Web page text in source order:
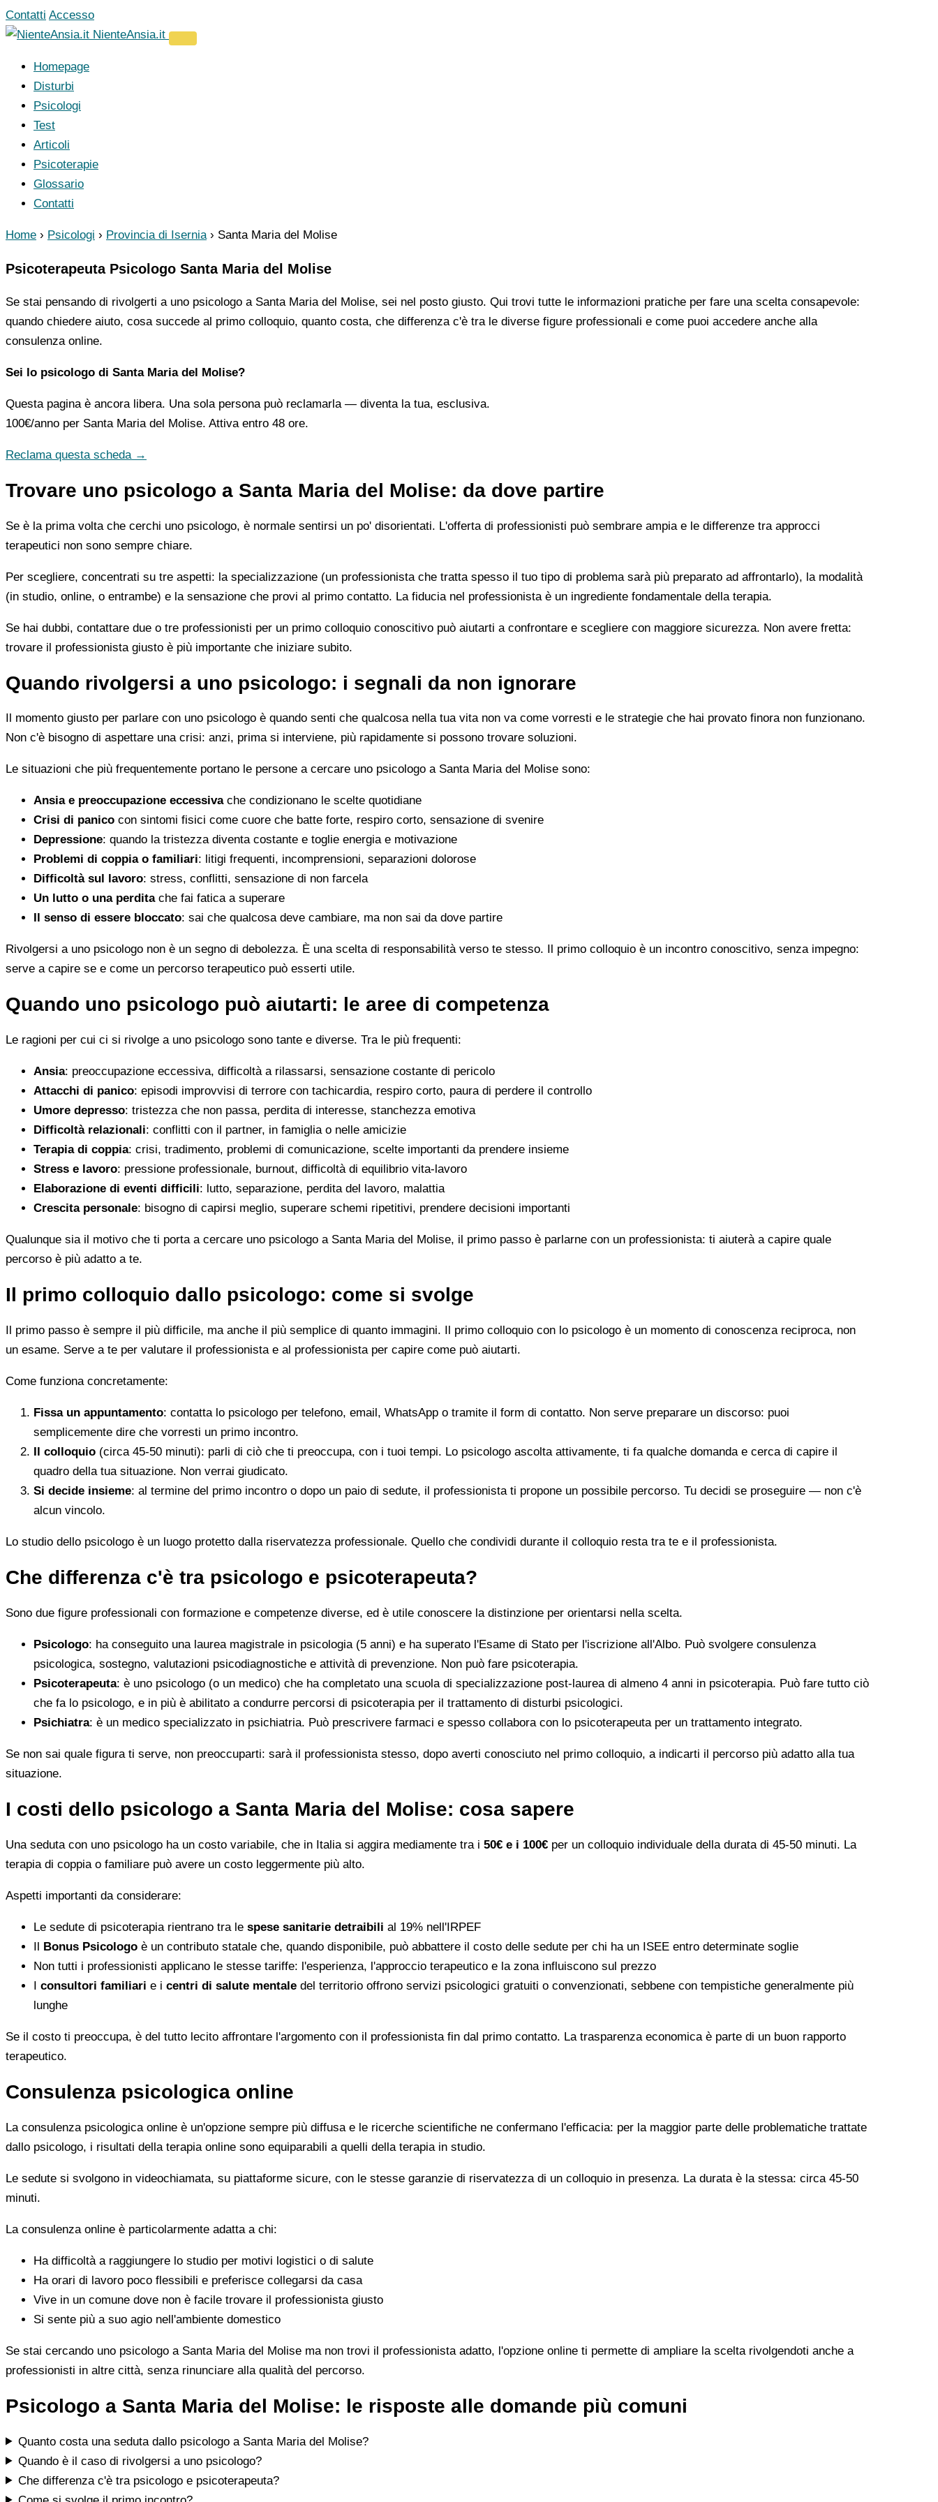
Vai
al
Contatti Accesso
NienteAnsia.it
Homepage
Disturbi
Psicologi
Test
Articoli
Psicoterapie
Glossario
Contatti
Home › Psicologi › Provincia di Isernia › Santa Maria del Molise
Psicoterapeuta Psicologo Santa Maria del Molise
Se stai pensando di rivolgerti a uno psicologo a Santa Maria del Molise, sei nel posto giusto. Qui trovi tutte le informazioni pratiche per fare una scelta consapevole:
quando chiedere aiuto, cosa succede al primo colloquio, quanto costa, che differenza c'è tra le diverse figure professionali e come puoi accedere anche alla
consulenza online.
Sei lo psicologo di Santa Maria del Molise?
Questa pagina è ancora libera. Una sola persona può reclamarla — diventa la tua, esclusiva.
100€/anno per Santa Maria del Molise. Attiva entro 48 ore.
Reclama questa scheda →
Trovare uno psicologo a Santa Maria del Molise: da dove partire
Se è la prima volta che cerchi uno psicologo, è normale sentirsi un po' disorientati. L'offerta di professionisti può sembrare ampia e le differenze tra approcci
terapeutici non sono sempre chiare.
Per scegliere, concentrati su tre aspetti: la specializzazione (un professionista che tratta spesso il tuo tipo di problema sarà più preparato ad affrontarlo), la modalità
(in studio, online, o entrambe) e la sensazione che provi al primo contatto. La fiducia nel professionista è un ingrediente fondamentale della terapia.
Se hai dubbi, contattare due o tre professionisti per un primo colloquio conoscitivo può aiutarti a confrontare e scegliere con maggiore sicurezza. Non avere fretta:
trovare il professionista giusto è più importante che iniziare subito.
Quando rivolgersi a uno psicologo: i segnali da non ignorare
Il momento giusto per parlare con uno psicologo è quando senti che qualcosa nella tua vita non va come vorresti e le strategie che hai provato finora non funzionano.
Non c'è bisogno di aspettare una crisi: anzi, prima si interviene, più rapidamente si possono trovare soluzioni.
Le situazioni che più frequentemente portano le persone a cercare uno psicologo a Santa Maria del Molise sono:
Ansia e preoccupazione eccessivache condizionano le scelte quotidiane
Crisi di panico con sintomi fisici come cuore che batte forte, respiro corto, sensazione di svenire
Depressione: quando la tristezza diventa costante e toglie energia e motivazione
Problemi di coppia o familiari: litigi frequenti, incomprensioni, separazioni dolorose
Difficoltà sul lavoro: stress, conflitti, sensazione di non farcela
Un lutto o una perditache fai fatica a superare
Il senso di essere bloccato: sai che qualcosa deve cambiare, ma non sai da dove partire
Rivolgersi a uno psicologo non è un segno di debolezza. È una scelta di responsabilità verso te stesso. Il primo colloquio è un incontro conoscitivo, senza impegno:
serve a capire se e come un percorso terapeutico può esserti utile.
Quando uno psicologo può aiutarti: le aree di competenza
Le ragioni per cui ci si rivolge a uno psicologo sono tante e diverse. Tra le più frequenti:
Ansia: preoccupazione eccessiva, difficoltà a rilassarsi, sensazione costante di pericolo
Attacchi di panico: episodi improvvisi di terrore con tachicardia, respiro corto, paura di perdere il controllo
Umore depresso: tristezza che non passa, perdita di interesse, stanchezza emotiva
Difficoltà relazionali: conflitti con il partner, in famiglia o nelle amicizie
Terapia di coppia: crisi, tradimento, problemi di comunicazione, scelte importanti da prendere insieme
Stress e lavoro: pressione professionale, burnout, difficoltà di equilibrio vita-lavoro
Elaborazione di eventi difficili: lutto, separazione, perdita del lavoro, malattia
Crescita personale: bisogno di capirsi meglio, superare schemi ripetitivi, prendere decisioni importanti
Qualunque sia il motivo che ti porta a cercare uno psicologo a Santa Maria del Molise, il primo passo è parlarne con un professionista: ti aiuterà a capire quale
percorso è più adatto a te.
Il primo colloquio dallo psicologo: come si svolge
Il primo passo è sempre il più difficile, ma anche il più semplice di quanto immagini. Il primo colloquio con lo psicologo è un momento di conoscenza reciproca, non
un esame. Serve a te per valutare il professionista e al professionista per capire come può aiutarti.
Come funziona concretamente:
Fissa un appuntamento: contatta lo psicologo per telefono, email, WhatsApp o tramite il form di contatto. Non serve preparare un discorso: puoi
semplicemente dire che vorresti un primo incontro.
Il colloquio (circa 45-50 minuti): parli di ciò che ti preoccupa, con i tuoi tempi. Lo psicologo ascolta attivamente, ti fa qualche domanda e cerca di capire il
quadro della tua situazione. Non verrai giudicato.
Si decide insieme: al termine del primo incontro o dopo un paio di sedute, il professionista ti propone un possibile percorso. Tu decidi se proseguire — non c'è
alcun vincolo.
Lo studio dello psicologo è un luogo protetto dalla riservatezza professionale. Quello che condividi durante il colloquio resta tra te e il professionista.
Che differenza c'è tra psicologo e psicoterapeuta?
Sono due figure professionali con formazione e competenze diverse, ed è utile conoscere la distinzione per orientarsi nella scelta.
Psicologo: ha conseguito una laurea magistrale in psicologia (5 anni) e ha superato l'Esame di Stato per l'iscrizione all'Albo. Può svolgere consulenza
psicologica, sostegno, valutazioni psicodiagnostiche e attività di prevenzione. Non può fare psicoterapia.
Psicoterapeuta: è uno psicologo (o un medico) che ha completato una scuola di specializzazione post-laurea di almeno 4 anni in psicoterapia. Può fare tutto ciò
che fa lo psicologo, e in più è abilitato a condurre percorsi di psicoterapia per il trattamento di disturbi psicologici.
Psichiatra: è un medico specializzato in psichiatria. Può prescrivere farmaci e spesso collabora con lo psicoterapeuta per un trattamento integrato.
Se non sai quale figura ti serve, non preoccuparti: sarà il professionista stesso, dopo averti conosciuto nel primo colloquio, a indicarti il percorso più adatto alla tua
situazione.
I costi dello psicologo a Santa Maria del Molise: cosa sapere
Una seduta con uno psicologo ha un costo variabile, che in Italia si aggira mediamente tra i 50€ e i 100€ per un colloquio individuale della durata di 45-50 minuti. La
terapia di coppia o familiare può avere un costo leggermente più alto.
Aspetti importanti da considerare:
Le sedute di psicoterapia rientrano tra le spese sanitarie detraibili al 19% nell'IRPEF
Il Bonus Psicologo è un contributo statale che, quando disponibile, può abbattere il costo delle sedute per chi ha un ISEE entro determinate soglie
Non tutti i professionisti applicano le stesse tariffe: l'esperienza, l'approccio terapeutico e la zona influiscono sul prezzo
I consultori familiari e i centri di salute mentale del territorio offrono servizi psicologici gratuiti o convenzionati, sebbene con tempistiche generalmente più
lunghe
Se il costo ti preoccupa, è del tutto lecito affrontare l'argomento con il professionista fin dal primo contatto. La trasparenza economica è parte di un buon rapporto
terapeutico.
Consulenza psicologica online
La consulenza psicologica online è un'opzione sempre più diffusa e le ricerche scientifiche ne confermano l'efficacia: per la maggior parte delle problematiche trattate
dallo psicologo, i risultati della terapia online sono equiparabili a quelli della terapia in studio.
Le sedute si svolgono in videochiamata, su piattaforme sicure, con le stesse garanzie di riservatezza di un colloquio in presenza. La durata è la stessa: circa 45-50
minuti.
La consulenza online è particolarmente adatta a chi:
Ha difficoltà a raggiungere lo studio per motivi logistici o di salute
Ha orari di lavoro poco flessibili e preferisce collegarsi da casa
Vive in un comune dove non è facile trovare il professionista giusto
Si sente più a suo agio nell'ambiente domestico
Se stai cercando uno psicologo a Santa Maria del Molise ma non trovi il professionista adatto, l'opzione online ti permette di ampliare la scelta rivolgendoti anche a
professionisti in altre città, senza rinunciare alla qualità del percorso.
Psicologo a Santa Maria del Molise: le risposte alle domande più comuni
Quanto costa una seduta dallo psicologo a Santa Maria del Molise?
Quando è il caso di rivolgersi a uno psicologo?
Che differenza c'è tra psicologo e psicoterapeuta?